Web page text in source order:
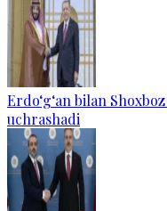
Erdo‘g‘an bilan
uchrashadi